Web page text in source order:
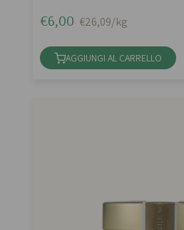
€6,00 €26,09/kg
AGGIUNGI AL CARRELLO